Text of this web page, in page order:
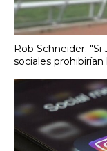
Rob Schneider: "Si
sociales prohibirían